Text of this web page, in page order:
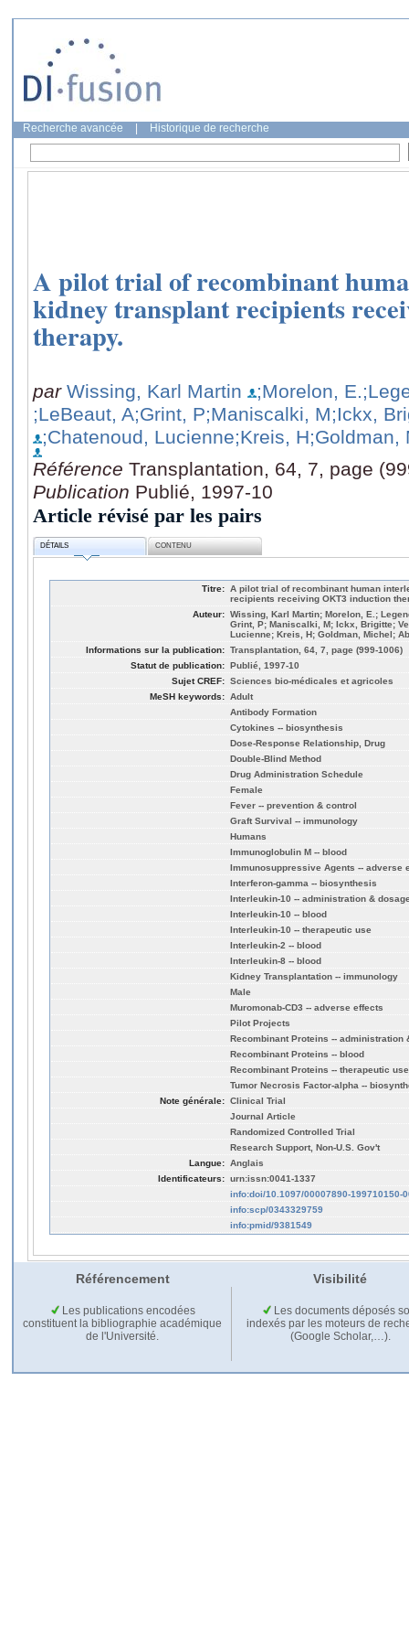
Recherche avancée Historique de recherche
A pilot trial of recombinant
kidney transplant recipients
therapy.
par Wissing, Karl Martin ;Morelon, E.
;LeBeaut, A;Grint, P;Maniscalki, M;Ickx,
;Chatenoud, Lucienne;Kreis, H;Goldman,
Référence Transplantation, 64, 7, page
Publication Publié, 1997-10
Article révisé par les pairs
DÉTAILS CONTENU
Titre: A pilot trial of recombinant human
recipients receiving OKT3 induction
Auteur: Wissing, Karl Martin; Morelon, E.;
Grint, P; Maniscalki, M; Ickx, Brigitte;
Lucienne; Kreis, H; Goldman, Michel;
Informations sur la publication: Transplantation, 64, 7, page (999-1006)
Statut de publication: Publié, 1997-10
Sujet CREF: Sciences bio-médicales et agricoles
MeSH keywords: Adult
Antibody Formation
Cytokines -- biosynthesis
Dose-Response Relationship, Drug
Double-Blind Method
Drug Administration Schedule
Female
Fever -- prevention & control
Graft Survival -- immunology
Humans
Immunoglobulin M -- blood
Immunosuppressive Agents -- adverse
Interferon-gamma -- biosynthesis
Interleukin-10 -- administration &
Interleukin-10 -- blood
Interleukin-10 -- therapeutic use
Interleukin-2 -- blood
Interleukin-8 -- blood
Kidney Transplantation -- immunology
Male
Muromonab-CD3 -- adverse effects
Pilot Projects
Recombinant Proteins -- administration
Recombinant Proteins -- blood
Recombinant Proteins -- therapeutic use
Tumor Necrosis Factor-alpha --
Note générale: Clinical Trial
Journal Article
Randomized Controlled Trial
Research Support, Non-U.S. Gov't
Langue: Anglais
Identificateurs: urn:issn:0041-1337
info:doi/10.1097/00007890-199710150-
info:scp/0343329759
info:pmid/9381549
Référencement Visibilité
Les publications encodées
constituent la bibliographie académique
de l'Université.
Les documents déposés
indexés par les moteurs de
(Google Scholar,…).